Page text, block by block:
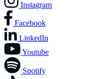
Instagram
Facebook
LinkedIn
Youtube
Spotify